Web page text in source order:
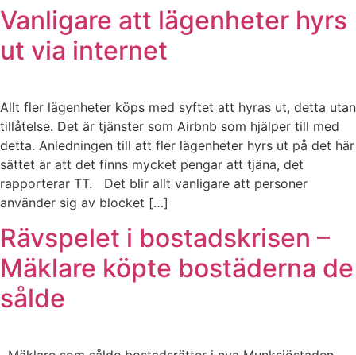
Vanligare att lägenheter hyrs
ut via internet
Allt fler lägenheter köps med syftet att hyras ut, detta utan
tillåtelse. Det är tjänster som Airbnb som hjälper till med
detta. Anledningen till att fler lägenheter hyrs ut på det här
sättet är att det finns mycket pengar att tjäna, det
rapporterar TT. Det blir allt vanligare att personer
använder sig av blocket […]
Rävspelet i bostadskrisen –
Mäklare köpte bostäderna de
sålde